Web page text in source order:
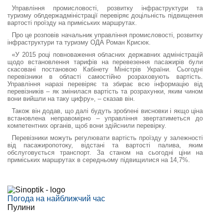
Управління промисловості, розвитку інфраструктури та
туризму облдержадміністрації перевіряє доцільність підвищення
вартості проїзду на приміських маршрутах.
Про це розповів начальник управління промисловості, розвитку
інфраструктури та туризму ОДА Роман Крисюк.
«У 2015 році повноваження обласних державних адміністрацій
щодо встановлення тарифів на перевезення пасажирів були
скасовані постановою Кабінету Міністрів України. Сьогодні
перевізники в області самостійно розраховують вартість.
Управління наразі перевіряє та збирає всю інформацію від
перевізників – як змінилася вартість та розрахунки, яким чином
вони вийшли на таку цифру», – сказав він.
Також він додав, що далі будуть зроблені висновки і якщо ціна
встановлена неправомірно – управління звертатиметься до
компетентних органів, щоб вони здійснили перевірку.
Перевізники можуть регулювати вартість проїзду у залежності
від пасажиропотоку, відстані та вартості палива, яким
обслуговується транспорт. За станом на сьогодні ціни на
приміських маршрутах в середньому підвищилися на 14,7%.
Погода на найближчий час
Пулини